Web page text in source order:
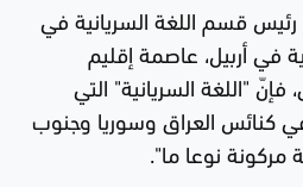
قسم اللغة السريانية في
في أربيل، عاصمة إقليم
"اللغة السريانية" التي
كنائس العراق وسوريا وجنوب
مركونة نوعا ما".